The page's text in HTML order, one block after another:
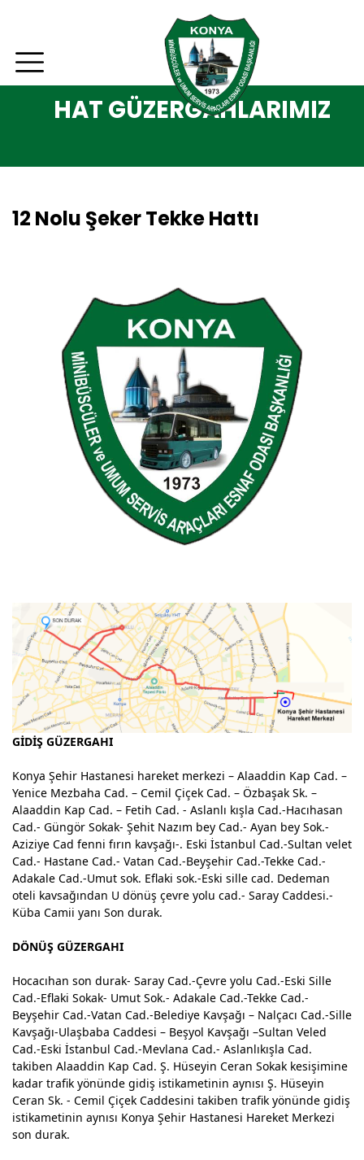
HAT GÜZERGAHLARIMIZ
12 Nolu Şeker Tekke Hattı
GİDİŞ GÜZERGAHI
Konya Şehir Hastanesi hareket merkezi – Alaaddin Kap Cad. –
Yenice Mezbaha Cad. – Cemil Çiçek Cad. – Özbaşak Sk. –
Alaaddin Kap Cad. – Fetih Cad. - Aslanlı kışla Cad.-Hacıhasan
Cad.- Güngör Sokak- Şehit Nazım bey Cad.- Ayan bey Sok.-
Aziziye Cad fenni fırın kavşağı-. Eski İstanbul Cad.-Sultan velet
Cad.- Hastane Cad.- Vatan Cad.-Beyşehir Cad.-Tekke Cad.-
Adakale Cad.-Umut sok. Eflaki sok.-Eski sille cad. Dedeman
oteli kavsağından U dönüş çevre yolu cad.- Saray Caddesi.-
Küba Camii yanı Son durak.
DÖNÜŞ GÜZERGAHI
Hocacıhan son durak- Saray Cad.-Çevre yolu Cad.-Eski Sille
Cad.-Eflaki Sokak- Umut Sok.- Adakale Cad.-Tekke Cad.-
Beyşehir Cad.-Vatan Cad.-Belediye Kavşağı – Nalçacı Cad.-Sille
Kavşağı-Ulaşbaba Caddesi – Beşyol Kavşağı –Sultan Veled
Cad.-Eski İstanbul Cad.-Mevlana Cad.- Aslanlıkışla Cad.
takiben Alaaddin Kap Cad. Ş. Hüseyin Ceran Sokak kesişimine
kadar trafik yönünde gidiş istikametinin aynısı Ş. Hüseyin
Ceran Sk. - Cemil Çiçek Caddesini takiben trafik yönünde gidiş
istikametinin aynısı Konya Şehir Hastanesi Hareket Merkezi
son durak.